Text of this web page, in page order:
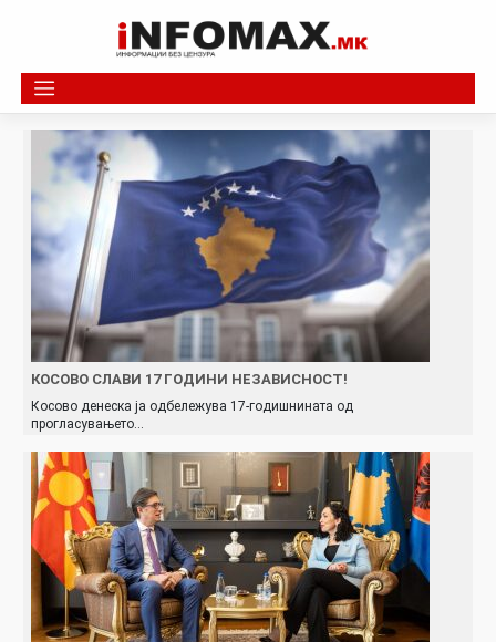
КОСОВО СЛАВИ 17 ГОДИНИ НЕЗАВИСНОСТ!
Косово денеска ја одбележува 17-годишнината од
прогласувањето…